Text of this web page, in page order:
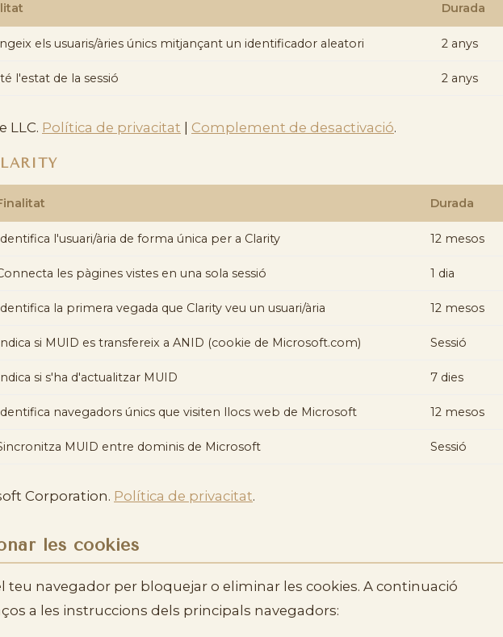
Durada
els usuaris/àries únics mitjançant un identificador aleatori 2 anys
l'estat de la sessió 2 anys
LLC. Política de privacitat Complement de desactivació.
Durada
Identifica l'usuari/ària de forma única per a Clarity 12 mesos
les pàgines vistes en una sola sessió 1 dia
Identifica la primera vegada que Clarity veu un usuari/ària 12 mesos
Indica si MUID es transfereix a ANID (cookie de Microsoft.com) Sessió
Indica si s'ha d'actualitzar MUID 7 dies
Identifica navegadors únics que visiten llocs web de Microsoft 12 mesos
MUID entre dominis de Microsoft Sessió
Corporation. Política de privacitat.
les cookies
teu navegador per bloquejar o eliminar les cookies. A continuació
a les instruccions dels principals navegadors: